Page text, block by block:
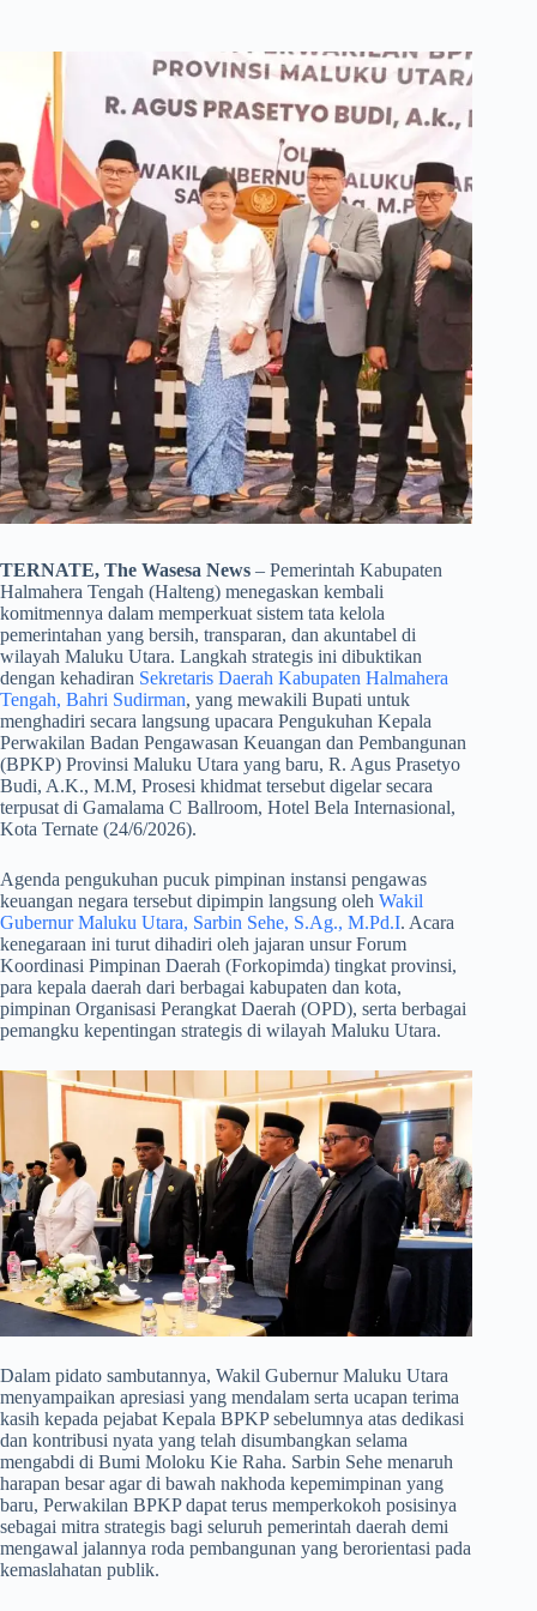
TERNATE, The Wasesa News – Pemerintah Kabupaten
Halmahera Tengah (Halteng) menegaskan kembali
komitmennya dalam memperkuat sistem tata kelola
pemerintahan yang bersih, transparan, dan akuntabel di
wilayah Maluku Utara. Langkah strategis ini dibuktikan
dengan kehadiran Sekretaris Daerah Kabupaten Halmahera
Tengah, Bahri Sudirman, yang mewakili Bupati untuk
menghadiri secara langsung upacara Pengukuhan Kepala
Perwakilan Badan Pengawasan Keuangan dan Pembangunan
(BPKP) Provinsi Maluku Utara yang baru, R. Agus Prasetyo
Budi, A.K., M.M, Prosesi khidmat tersebut digelar secara
terpusat di Gamalama C Ballroom, Hotel Bela Internasional,
Kota Ternate (24/6/2026).
​Agenda pengukuhan pucuk pimpinan instansi pengawas
keuangan negara tersebut dipimpin langsung oleh Wakil
Gubernur Maluku Utara, Sarbin Sehe, S.Ag., M.Pd.I. Acara
kenegaraan ini turut dihadiri oleh jajaran unsur Forum
Koordinasi Pimpinan Daerah (Forkopimda) tingkat provinsi,
para kepala daerah dari berbagai kabupaten dan kota,
pimpinan Organisasi Perangkat Daerah (OPD), serta berbagai
pemangku kepentingan strategis di wilayah Maluku Utara.
​Dalam pidato sambutannya, Wakil Gubernur Maluku Utara
menyampaikan apresiasi yang mendalam serta ucapan terima
kasih kepada pejabat Kepala BPKP sebelumnya atas dedikasi
dan kontribusi nyata yang telah disumbangkan selama
mengabdi di Bumi Moloku Kie Raha. Sarbin Sehe menaruh
harapan besar agar di bawah nakhoda kepemimpinan yang
baru, Perwakilan BPKP dapat terus memperkokoh posisinya
sebagai mitra strategis bagi seluruh pemerintah daerah demi
mengawal jalannya roda pembangunan yang berorientasi pada
kemaslahatan publik.